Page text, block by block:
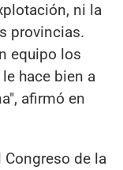
ni la
provincias.
equipo los
hace bien a
afirmó en
de la